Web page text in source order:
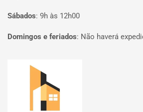
Sábados: 9h às 12h00
Domingos e feriados: Não haverá
Página inicial